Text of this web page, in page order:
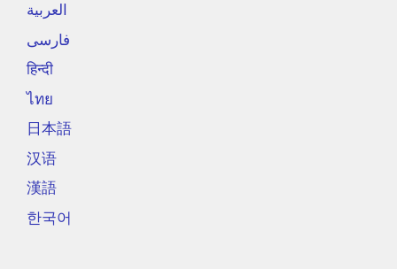
العربية
فارسی
हिन्दी
ไทย
日本語
汉语
漢語
한국어